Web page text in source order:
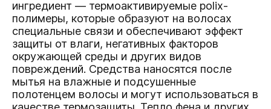
ингредиент — термоактивируемые polix-
полимеры, которые образуют на волосах
специальные связи и обеспечивают эффект
защиты от влаги, негативных факторов
окружающей среды и других видов
повреждений. Средства наносятся после
мытья на влажные и подсушенные
полотенцем волосы и могут использоваться в